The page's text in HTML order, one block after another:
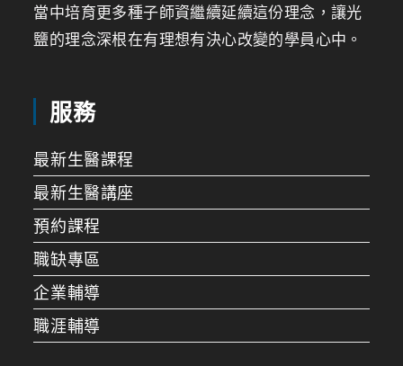
當中培育更多種子師資繼續延續這份理念，讓光
鹽的理念深根在有理想有決心改變的學員心中。
服務
最新生醫課程
最新生醫講座
預約課程
職缺專區
企業輔導
職涯輔導